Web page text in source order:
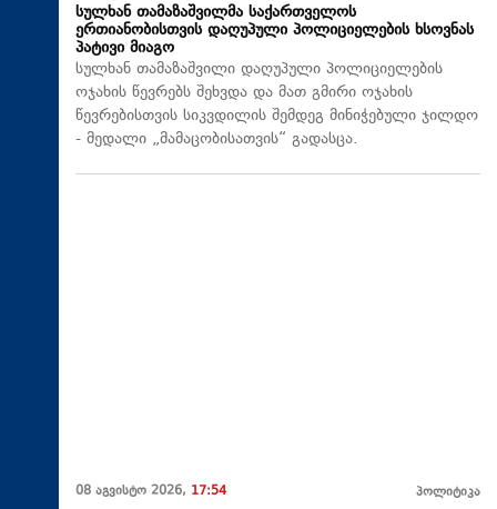
სულხან თამაზაშვილმა საქართველოს
ერთიანობისთვის დაღუპული პოლიციელების ხსოვნას
პატივი მიაგო
სულხან თამაზაშვილი დაღუპული პოლიციელების
ოჯახის წევრებს შეხვდა და მათ გმირი ოჯახის
წევრებისთვის სიკვდილის შემდეგ მინიჭებული ჯილდო
- მედალი „მამაცობისათვის“ გადასცა.
08 აგვისტო 2026, 17:54 პოლიტიკა